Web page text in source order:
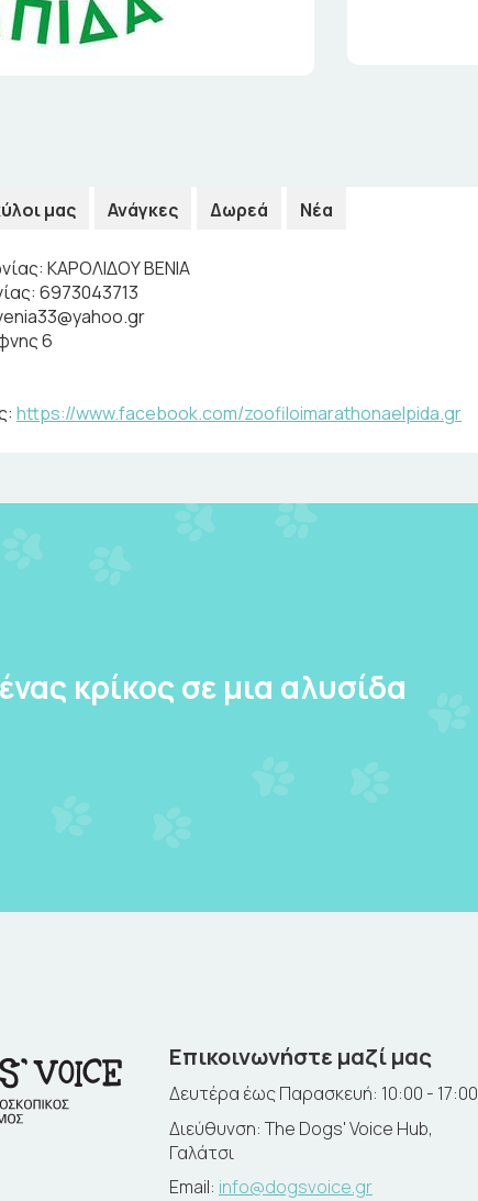
μας Ανάγκες Δωρεά Νέα
ΚΑΡΟΛΙΔΟΥ ΒΕΝΙΑ
6973043713
6
https://www.facebook.com/zoofiloimarathonaelpida.gr
κρίκος σε μια αλυσίδα
Επικοινωνήστε μαζί μας
Δευτέρα έως Παρασκευή: 10:00 - 17:00
Διεύθυνση: The Dogs' Voice Hub,
Γαλάτσι
Email: info@dogsvoice.gr